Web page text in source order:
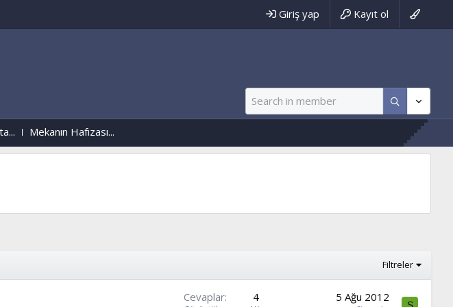
Giriş yap Kayıt ol
Mekanın Hafızası...
Filtreler
Cevaplar 4 5 Ağu 2012